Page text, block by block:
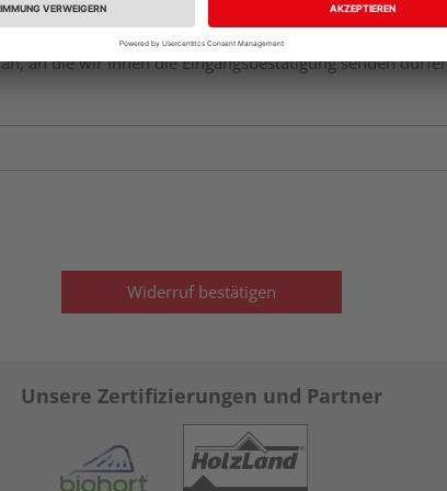
an die wir Ihnen die Eingangsbestätigung senden
Widerruf bestätigen
Unsere Zertifizierungen und Partner